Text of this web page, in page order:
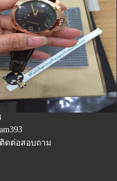
ดต่อสอบถาม